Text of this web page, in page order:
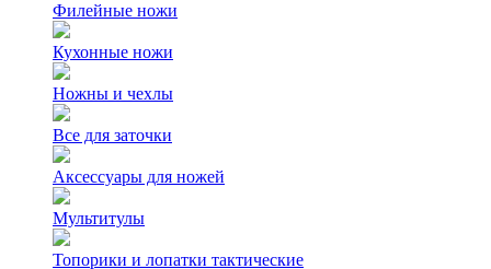
Филейные ножи
Кухонные ножи
Ножны и чехлы
Все для заточки
Аксессуары для ножей
Мультитулы
Топорики и лопатки тактические